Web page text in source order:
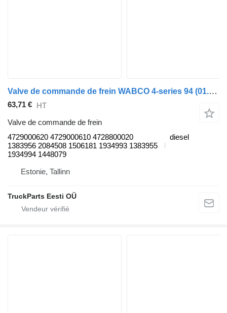
Valve de commande de frein WABCO 4-series 94 (01.95-12.04) 4729000620 pour tracteur routier Scania 4-series (1995-2006)
63,71 € HT
Valve de commande de frein
4729000620 4729000610 4728800020
1383956 2084508 1506181 1934993 1383955
1934994 1448079
diesel
Estonie, Tallinn
TruckParts Eesti OÜ